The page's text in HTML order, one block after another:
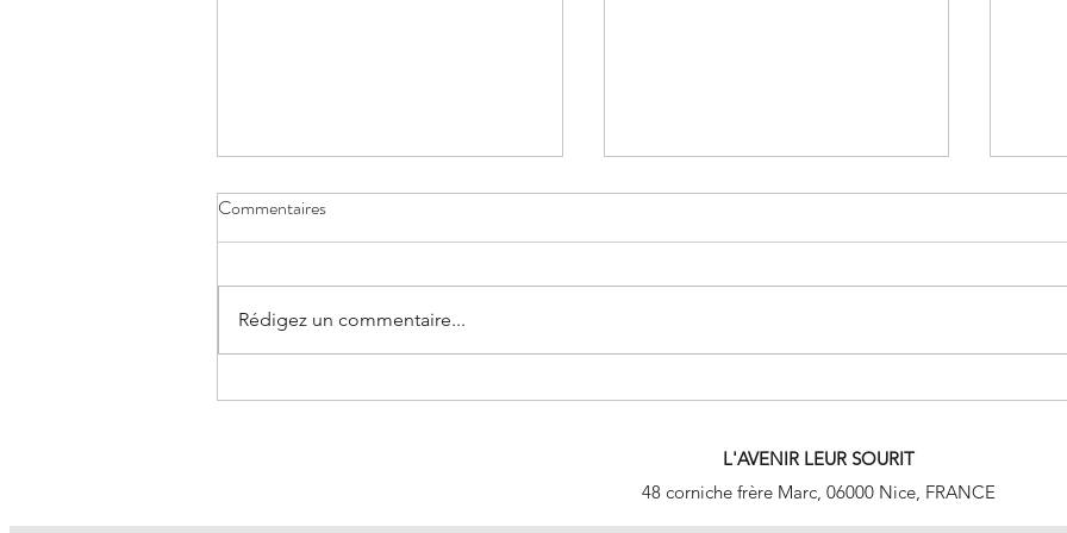
Commentaires
Rédigez un commentaire...
L'AVENIR LEUR SOURIT
48 corniche frère Marc, 06000 Nice, FRANCE